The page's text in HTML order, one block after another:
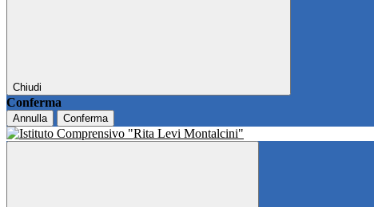
Chiudi
Conferma
Annulla Conferma